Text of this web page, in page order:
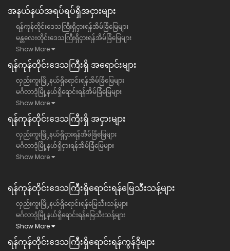
အနယ်နယ်အရပ်ရပ်ရှိအငှားများ
ရန်ကုန်တိုင်းဒေသကြီးရှိငှားရန်အိမ်ခြံမြေများ
မန္တလေးတိုင်းဒေသကြီးရှိငှားရန်အိမ်ခြံမြေများ
Show More
ရန်​ကုန်တိုင်းဒေသကြီး​ရှိ အရောင်းများ
လှည်းကူးမြို့နယ်ရှိရောင်းရန်အိမ်ခြံမြေများ
မင်္ဂလာဒုံမြို့နယ်ရှိရောင်းရန်အိမ်ခြံမြေများ
Show More
ရန်​ကုန်တိုင်းဒေသကြီး​ရှိ အငှားများ
လှည်းကူးမြို့နယ်ရှိငှားရန်အိမ်ခြံမြေများ
မင်္ဂလာဒုံမြို့နယ်ရှိငှားရန်အိမ်ခြံမြေများ
Show More
ရန်ကုန်တိုင်းဒေသကြီး​ရှိရောင်းရန်မြေသီးသန့်များ
လှည်းကူးမြို့နယ်ရှိရောင်းရန်မြေသီးသန့်များ
မင်္ဂလာဒုံမြို့နယ်ရှိရောင်းရန်မြေသီးသန့်များ
Show More
ရန်ကုန်တိုင်းဒေသကြီး​ရှိရောင်းရန်ကွန်ဒိုများ